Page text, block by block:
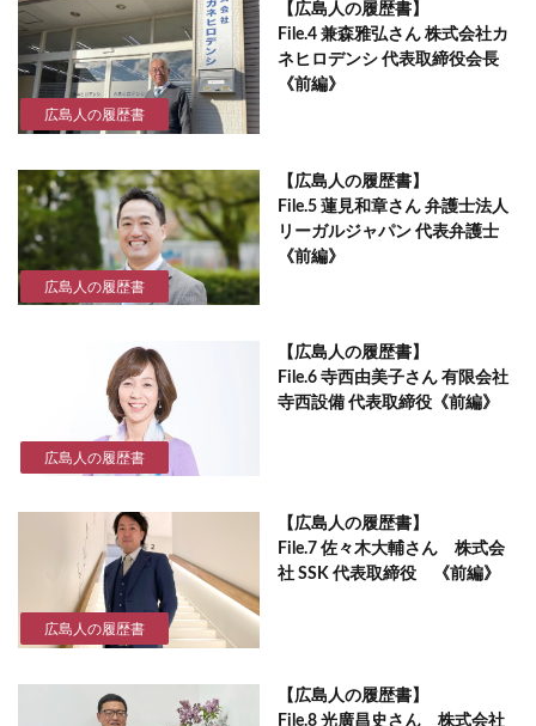
広島人の履歴書
【広島人の履歴書】
File.4 兼森雅弘さん 株式会社カ
ネヒロデンシ 代表取締役会長
《前編》
広島人の履歴書
【広島人の履歴書】
File.5 蓮見和章さん 弁護士法人
リーガルジャパン 代表弁護士
《前編》
広島人の履歴書
【広島人の履歴書】
File.6 寺西由美子さん 有限会社
寺西設備 代表取締役《前編》
広島人の履歴書
【広島人の履歴書】
File.7 佐々木大輔さん 株式会
社 SSK 代表取締役 《前編》
【広島人の履歴書】
File.8 光廣昌史さん 株式会社